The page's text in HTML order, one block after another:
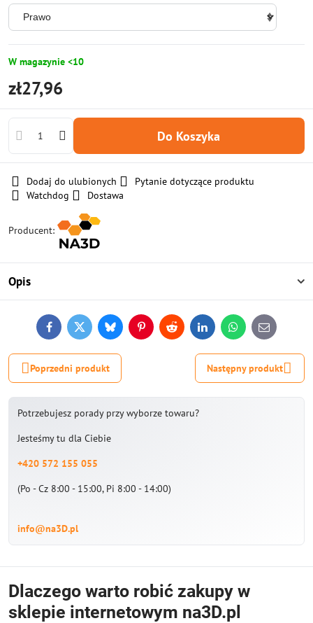
W magazynie <10
zł27,96
Do Koszyka
Dodaj do ulubionych
Pytanie dotyczące produktu
Watchdog
Dostawa
Producent:
Opis
FacebookTwitterBlueskyPinterestReddit LinkedInWhatsApp
E-
mail
Poprzedni produkt Następny produkt
Potrzebujesz porady przy wyborze towaru?
Jesteśmy tu dla Ciebie
+420 572 155 055
(Po - Cz 8:00 - 15:00, Pi 8:00 - 14:00)
info@na3D.pl
Dlaczego warto robić zakupy w
sklepie internetowym na3D.pl